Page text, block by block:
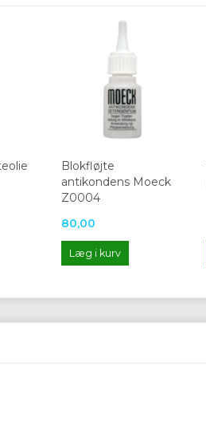
Blokfløjte
antikondens Moeck
Z0004
80,00
Læg i kurv